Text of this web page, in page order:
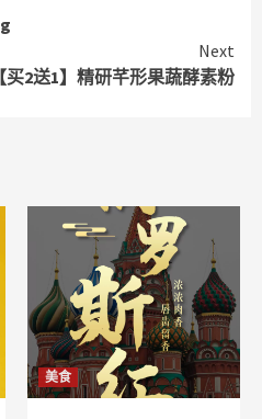
Next
【买2送1】精研芊形果蔬酵素粉
美食